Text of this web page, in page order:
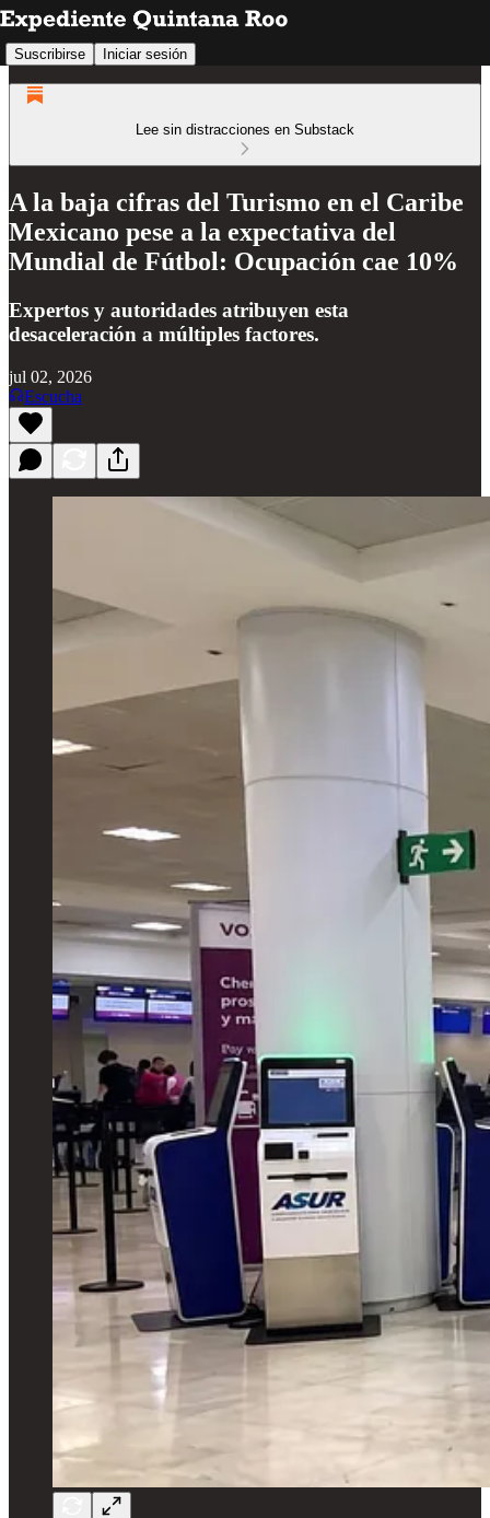
Suscribirse Iniciar sesión
Lee sin distracciones en Substack
A la baja cifras del Turismo en el Caribe
Mexicano pese a la expectativa del
Mundial de Fútbol: Ocupación cae 10%
Expertos y autoridades atribuyen esta
desaceleración a múltiples factores.
jul 02, 2026
Escucha